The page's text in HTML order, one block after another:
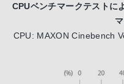
CPUベンチマークテストに
CPU: MAXON Cinebench